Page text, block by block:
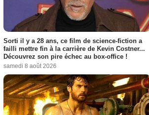
Sorti il y a 28 ans, ce film de science-fiction a
failli mettre fin à la carrière de Kevin Costner...
Découvrez son pire échec au box-office !
samedi 8 août 2026